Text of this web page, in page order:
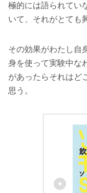
極的には語られてい
いて、それがとても
その効果がわたし自
身を使って実験中な
があったらそれはど
思う。